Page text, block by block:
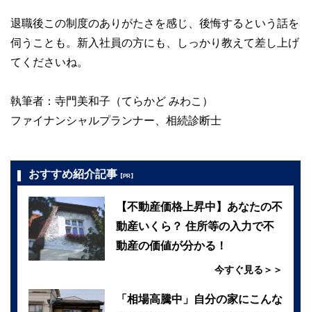
退職後この制度のありがたさを感じ、後悔するという話を
伺うことも。新入社員の方にも、しっかり教えて差し上げ
てくださいね。
執筆者：寺門美和子（てらかど みわこ）
ファイナンシャルプランナー、相続診断士
おすすめ紹介記事 【PR】
【不動産価格上昇中】あなたの不
動産いくら？ 住所等の入力で不
動産の価値が分かる！
今すぐ見る＞＞
「相場高騰中」自分の家にこんな